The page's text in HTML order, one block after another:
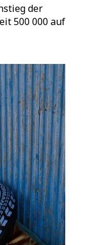
der
500 000 auf